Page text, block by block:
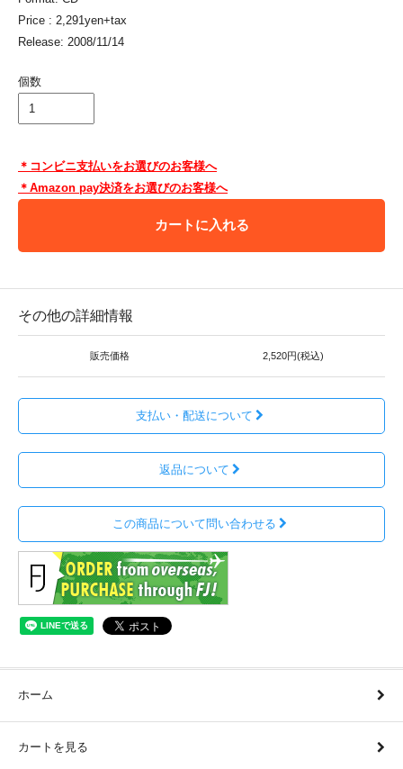
Price : 2,291yen+tax
Release: 2008/11/14
個数
＊コンビニ支払いをお選びのお客様へ
＊Amazon pay決済をお選びのお客様へ
カートに入れる
その他の詳細情報
販売価格 2,520円(税込)
支払い・配送について
返品について
この商品について問い合わせる
ホーム
カートを見る